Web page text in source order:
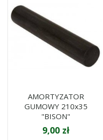
AMORTYZATOR
GUMOWY 210x35
"BISON"
9,00 zł